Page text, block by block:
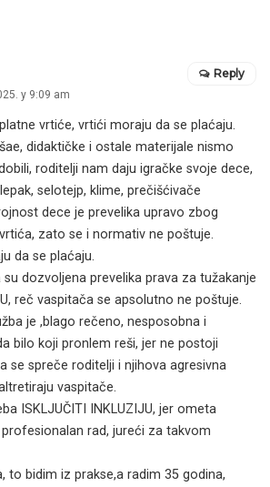
у 9:09 am
vrtiće, vrtići moraju da se plaćaju.
didaktičke i ostale materijale nismo
roditelji nam daju igračke svoje dece,
lepak, selotejp, klime, prečišćivače
dece je prevelika upravo zbog
zato se i normativ ne poštuje.
da se plaćaju.
su dozvoljena prevelika prava za tužakanje
reč vaspitača se apsolutno ne poštuje.
je ,blago rečeno, nesposobna i
bilo koji pronlem reši, jer ne postoji
se spreče roditelji i njihova agresivna
vaspitače.
ISKLJUČITI INKLUZIJU, jer ometa
rad, jureći za takvom
to bidim iz prakse,a radim 35 godina,
Reply